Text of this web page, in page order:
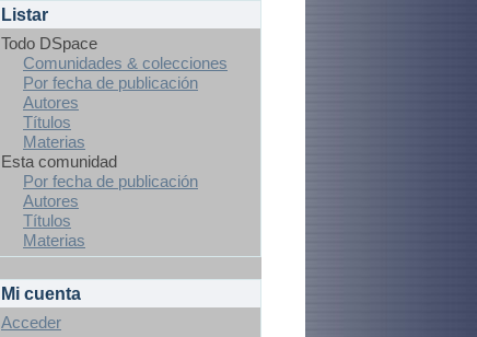
Listar
Todo DSpace
Comunidades & colecciones
Por fecha de publicación
Autores
Títulos
Materias
Esta comunidad
Por fecha de publicación
Autores
Títulos
Materias
Mi cuenta
Acceder